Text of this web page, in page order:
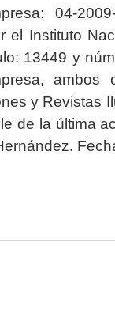
04-2009-
el Instituto
13449 y
ambos
y Revistas
de la última